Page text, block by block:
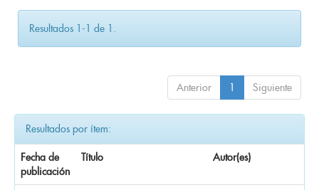
Resultados 1-1 de 1.
Anterior 1 Siguiente
Resultados por ítem:
Fecha de
publicación
Título Autor(es)